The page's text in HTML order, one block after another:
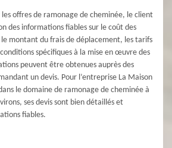
offres de ramonage de cheminée, le client
des informations fiables sur le coût des
montant du frais de déplacement, les tarifs
spécifiques à la mise en œuvre des
peuvent être obtenues auprès des
un devis. Pour l’entreprise La Maison
le domaine de ramonage de cheminée à
ses devis sont bien détaillés et
fiables.